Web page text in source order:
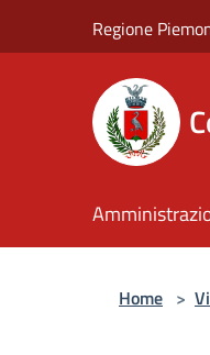
Regione
Home >